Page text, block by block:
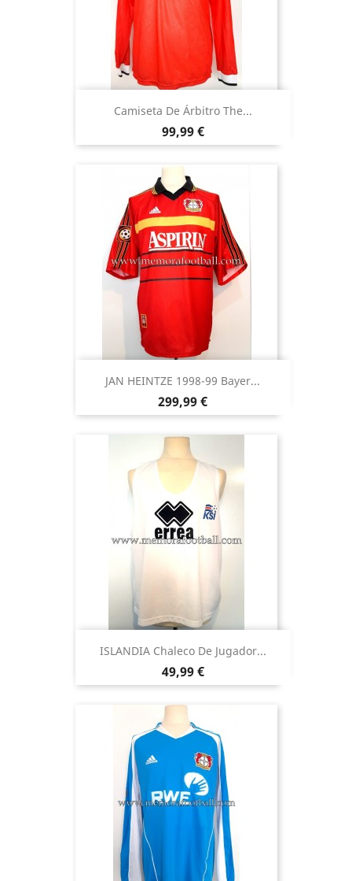
Camiseta De Árbitro The...
Precio
99,99 €
JAN HEINTZE 1998-99 Bayer...
Precio
299,99 €
ISLANDIA Chaleco De Jugador...
Precio
49,99 €